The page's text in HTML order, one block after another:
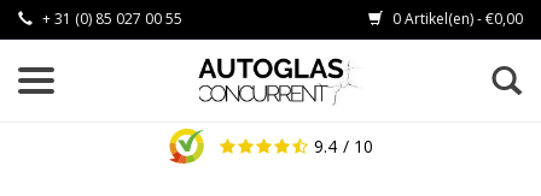
+ 31 (0) 85 027 00 55 0 Artikel(en) - €0,00
9.4 / 10